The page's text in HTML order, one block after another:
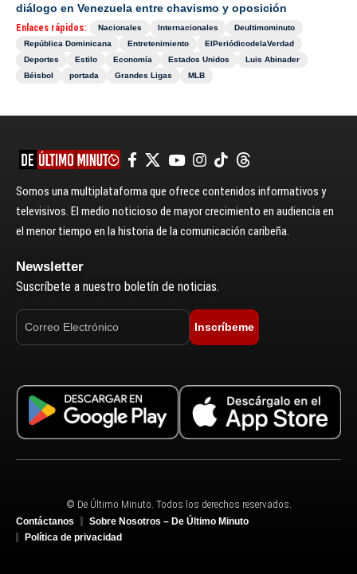
diálogo en Venezuela entre chavismo y oposición
Enlaces rápidos: Nacionales Internacionales
Deultimominuto
República Dominicana
Entretenimiento
ElPeriódicodelaVerdad
Deportes
Estilo Economía Estados Unidos
Luis Abinader
Béisbol
portada Grandes Ligas MLB
Somos una multiplataforma que ofrece contenidos informativos y
televisivos. El medio noticioso de mayor crecimiento en audiencia en
el menor tiempo en la historia de la comunicación caribeña.
Newsletter
Suscríbete a nuestro boletín de noticias.
Inscríbeme
© De Último Minuto. Todos los derechos reservados.
Contáctanos
Sobre Nosotros – De Último Minuto
Política de privacidad